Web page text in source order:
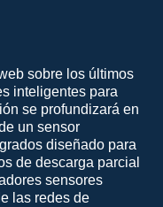
sobre los últimos
inteligentes para
se profundizará en
un sensor
diseñado para
de descarga parcial
sensores
las redes de